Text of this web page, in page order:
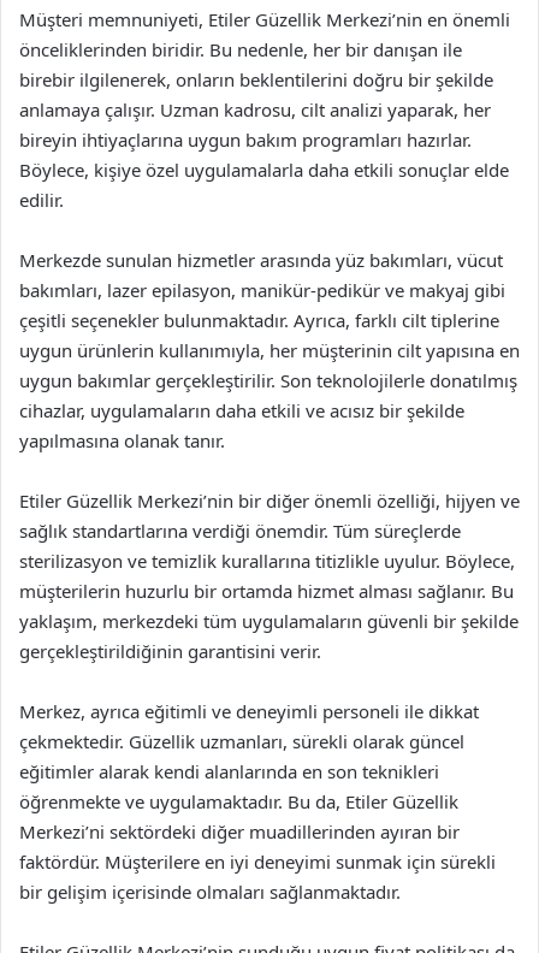
Müşteri memnuniyeti, Etiler Güzellik Merkezi’nin en önemli
önceliklerinden biridir. Bu nedenle, her bir danışan ile
birebir ilgilenerek, onların beklentilerini doğru bir şekilde
anlamaya çalışır. Uzman kadrosu, cilt analizi yaparak, her
bireyin ihtiyaçlarına uygun bakım programları hazırlar.
Böylece, kişiye özel uygulamalarla daha etkili sonuçlar elde
edilir.
Merkezde sunulan hizmetler arasında yüz bakımları, vücut
bakımları, lazer epilasyon, manikür-pedikür ve makyaj gibi
çeşitli seçenekler bulunmaktadır. Ayrıca, farklı cilt tiplerine
uygun ürünlerin kullanımıyla, her müşterinin cilt yapısına en
uygun bakımlar gerçekleştirilir. Son teknolojilerle donatılmış
cihazlar, uygulamaların daha etkili ve acısız bir şekilde
yapılmasına olanak tanır.
Etiler Güzellik Merkezi’nin bir diğer önemli özelliği, hijyen ve
sağlık standartlarına verdiği önemdir. Tüm süreçlerde
sterilizasyon ve temizlik kurallarına titizlikle uyulur. Böylece,
müşterilerin huzurlu bir ortamda hizmet alması sağlanır. Bu
yaklaşım, merkezdeki tüm uygulamaların güvenli bir şekilde
gerçekleştirildiğinin garantisini verir.
Merkez, ayrıca eğitimli ve deneyimli personeli ile dikkat
çekmektedir. Güzellik uzmanları, sürekli olarak güncel
eğitimler alarak kendi alanlarında en son teknikleri
öğrenmekte ve uygulamaktadır. Bu da, Etiler Güzellik
Merkezi’ni sektördeki diğer muadillerinden ayıran bir
faktördür. Müşterilere en iyi deneyimi sunmak için sürekli
bir gelişim içerisinde olmaları sağlanmaktadır.